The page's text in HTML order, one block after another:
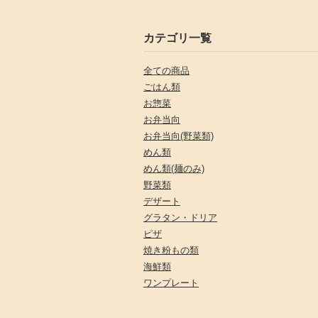
カテゴリ一覧
全ての商品
ごはん類
お惣菜
お弁当向
お弁当向(野菜類)
めん類
めん類(麺のみ)
野菜類
デザート
グラタン・ドリア
ピザ
焼き粉もの類
海鮮類
ワンプレート